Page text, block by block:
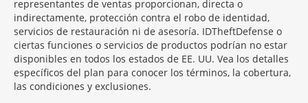
representantes de ventas proporcionan, directa o
indirectamente, protección contra el robo de identidad,
servicios de restauración ni de asesoría. IDTheftDefense o
ciertas funciones o servicios de productos podrían no estar
disponibles en todos los estados de EE. UU. Vea los detalles
específicos del plan para conocer los términos, la cobertura,
las condiciones y exclusiones.